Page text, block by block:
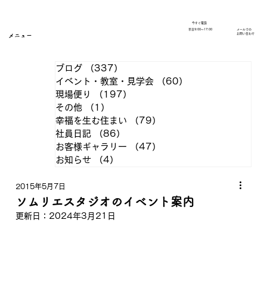
メニュー
今すぐ電話
​平日9:00～17:00
メールでの
​お問い合わせ
ブログ （337）
イベント・教室・見学会
（60）
現場便り
（197）
その他
（1）
幸福を生む住まい
（79）
社員日記
（86）
お客様ギャラリー
（47）
お知らせ
（4）
ソムリエスタジオのイベント案内
2015年5月7日
更新日： 2024年3月21日